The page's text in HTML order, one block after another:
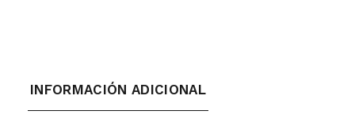
INFORMACIÓN ADICIONAL